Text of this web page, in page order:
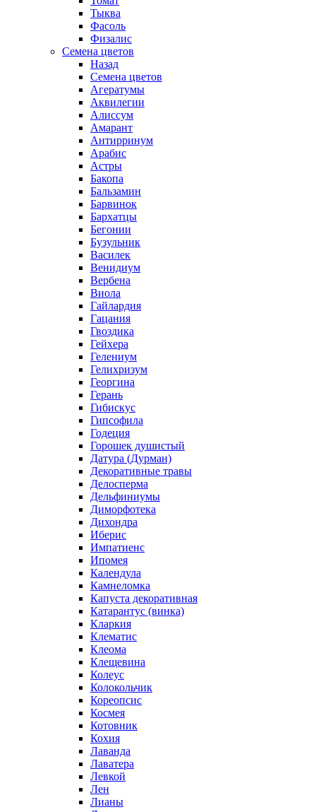
Тыква
Фасоль
Физалис
Семена цветов
Назад
Семена цветов
Агератумы
Аквилегии
Алиссум
Амарант
Антирринум
Арабис
Астры
Бакопа
Бальзамин
Барвинок
Бархатцы
Бегонии
Бузульник
Василек
Венидиум
Вербена
Виола
Гайлардия
Гацания
Гвоздика
Гейхера
Гелениум
Гелихризум
Георгина
Герань
Гибискус
Гипсофила
Годеция
Горошек душистый
Датура (Дурман)
Декоративные травы
Делосперма
Дельфиниумы
Диморфотека
Дихондра
Иберис
Импатиенс
Ипомея
Календула
Камнеломка
Капуста декоративная
Катарантус (винка)
Кларкия
Клематис
Клеома
Клещевина
Колеус
Колокольчик
Кореопсис
Космея
Котовник
Кохия
Лаванда
Лаватера
Левкой
Лен
Лианы